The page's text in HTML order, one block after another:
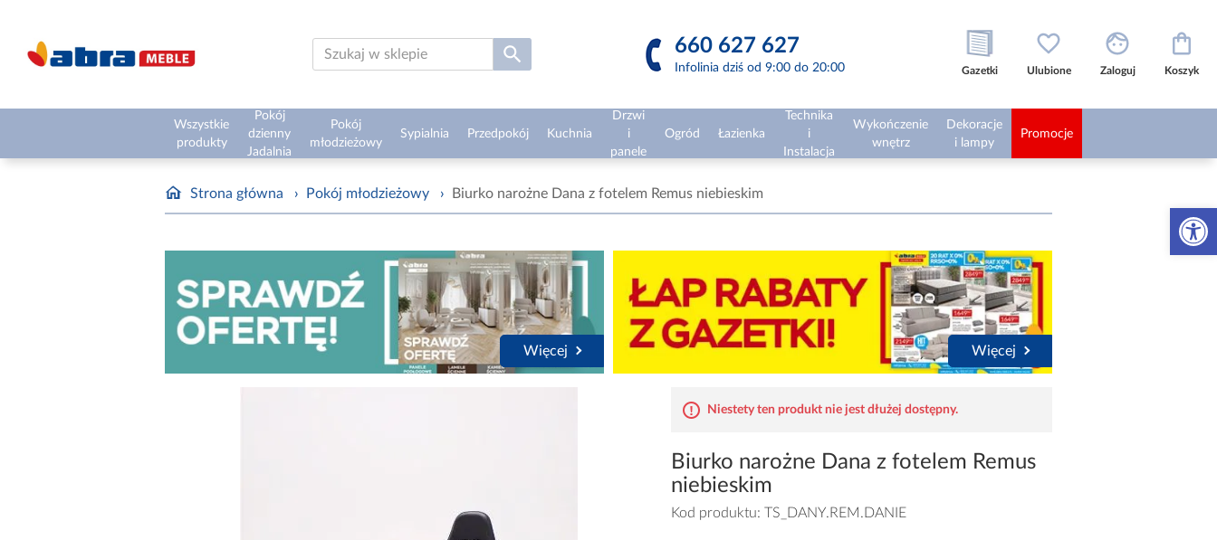
Otwórz
660 627 627
Infolinia dziś od 9:00 do 20:00 Gazetki Ulubione Zaloguj Koszyk
Wszystkie
produkty
Pokój
dzienny
Jadalnia
Pokój
młodzieżowy
Sypialnia Przedpokój Kuchnia
Drzwi
i
panele
Ogród Łazienka
Technika
i
Instalacja
Wykończenie
wnętrz
Dekoracje
i lampy
Promocje
Strona główna › Pokój młodzieżowy › Biurko narożne Dana z fotelem Remus niebieskim
Więcej Więcej
Niestety ten produkt nie jest dłużej dostępny.
Biurko narożne Dana z fotelem Remus
niebieskim
Kod produktu: TS_DANY.REM.DANIE